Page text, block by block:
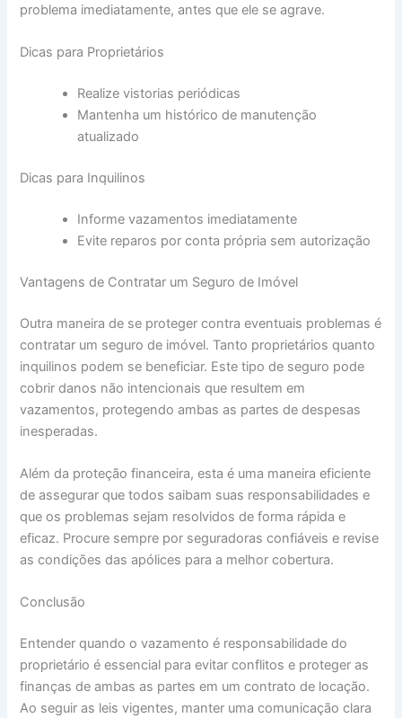
problema imediatamente, antes que ele se agrave.
Dicas para Proprietários
Realize vistorias periódicas
Mantenha um histórico de manutenção
atualizado
Dicas para Inquilinos
Informe vazamentos imediatamente
Evite reparos por conta própria sem autorização
Vantagens de Contratar um Seguro de Imóvel
Outra maneira de se proteger contra eventuais problemas é
contratar um seguro de imóvel. Tanto proprietários quanto
inquilinos podem se beneficiar. Este tipo de seguro pode
cobrir danos não intencionais que resultem em
vazamentos, protegendo ambas as partes de despesas
inesperadas.
Além da proteção financeira, esta é uma maneira eficiente
de assegurar que todos saibam suas responsabilidades e
que os problemas sejam resolvidos de forma rápida e
eficaz. Procure sempre por seguradoras confiáveis e revise
as condições das apólices para a melhor cobertura.
Conclusão
Entender quando o vazamento é responsabilidade do
proprietário é essencial para evitar conflitos e proteger as
finanças de ambas as partes em um contrato de locação.
Ao seguir as leis vigentes, manter uma comunicação clara